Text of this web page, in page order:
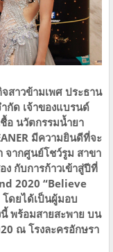
าวข้ามเพศ ประธาน
กัด เจ้าของแบรนด์
อ นวัตกรรมน้ำยา
มีความยินดีที่จะ
จากศูนย์โชว์รูม สาขา
ง กับการก้าวเข้าสู่ปีที่
2020 “Believe
ดยได้เป็นผู้มอบ
พร้อมสายสะพาย บน
ณ โรงละครอักษรา